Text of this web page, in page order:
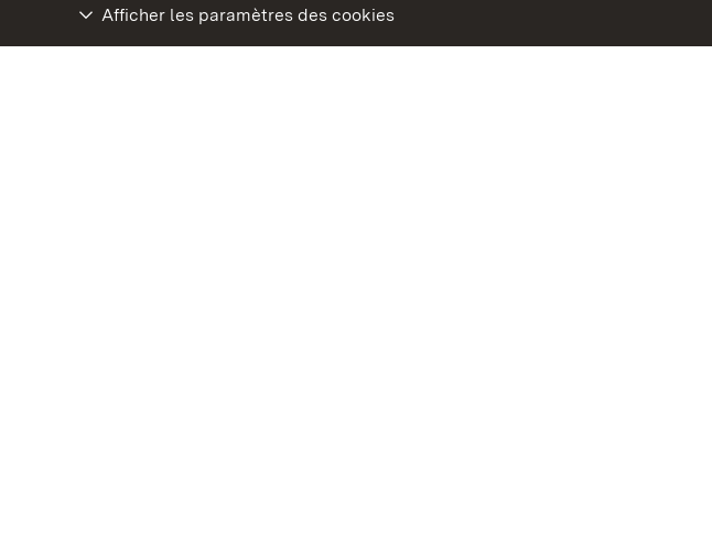
Afficher les paramètres des cookies